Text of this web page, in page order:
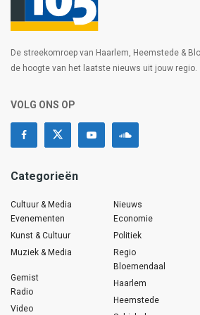
De streekomroep van Haarlem, Heemstede &
de hoogte van het laatste nieuws uit jouw regio.
VOLG ONS OP
Categorieën
Cultuur & Media
Evenementen
Kunst & Cultuur
Muziek & Media
Gemist
Radio
Video
Nieuws
Economie
Politiek
Regio
Bloemendaal
Haarlem
Heemstede